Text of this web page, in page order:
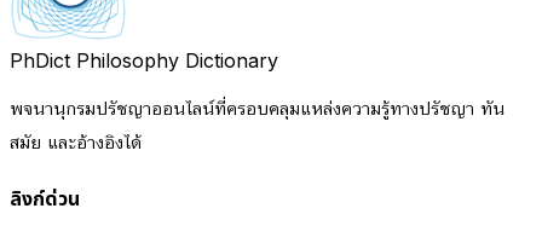
PhDict Philosophy Dictionary
พจนานุกรมปรัชญาออนไลน์ที่ครอบคลุมแหล่งความรู้ทางปรัชญา ทัน
สมัย และอ้างอิงได้
ลิงก์ด่วน